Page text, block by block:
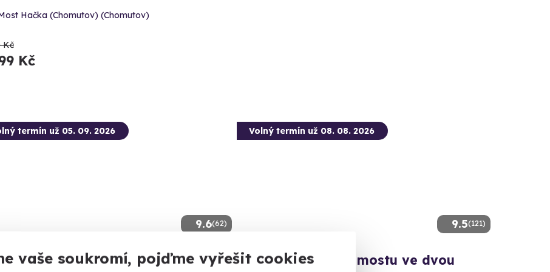
vaše soukromí, pojďme vyřešit cookies
Hačka (Chomutov) (Chomutov)
Kč
Kč
9.6(62)
termín už 05. 09. 2026
skok do houpačky
9.5(121)
Volný termín už 08. 08. 2026
Bungee jumping z mostu ve dvou